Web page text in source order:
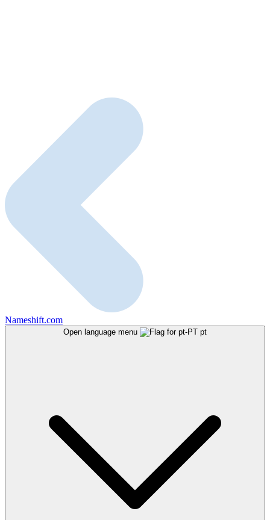
Nameshift.com
Open language menu pt